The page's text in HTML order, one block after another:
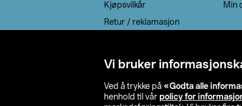
Vi bruker
Ved å trykke på «Godta alle
henhold til vår policy for
Kjøpsvilkår
Retur / reklamasjon
Min